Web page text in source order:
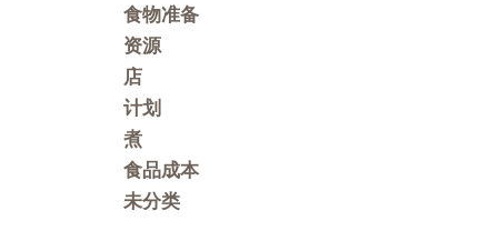
食物准备
资源
店
计划
煮
食品成本
未分类